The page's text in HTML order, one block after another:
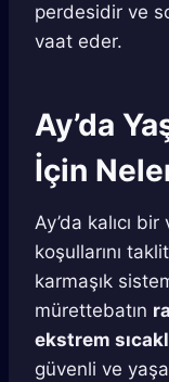
perdesidir ve
vaat eder.
Ay’da
İçin
Ay’da kalıcı
koşullarını
karmaşık
mürettebatın
ekstrem
güvenli ve